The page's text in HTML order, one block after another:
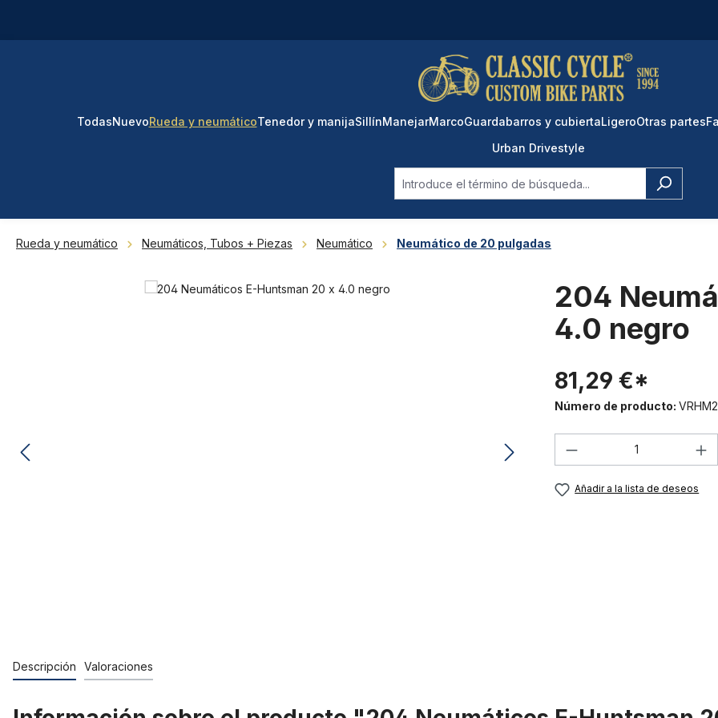
TodasNuevoRueda y neumáticoTenedor y manijaSillínManejarMarcoGuardabarros y cubiertaLigeroOtras partes
Urban Drivestyle
Rueda y neumático Neumáticos, Tubos + Piezas Neumático Neumático de 20 pulgadas
204
4.0 negro
81,29 €*
Número de producto:
Cantidad del
Añadir a la lista de deseos
Descripción Valoraciones